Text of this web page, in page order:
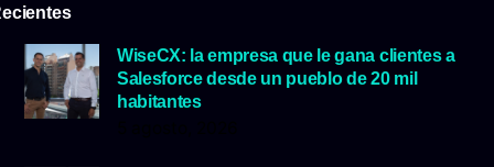
WiseCX: la empresa que le gana clientes a
Salesforce desde un pueblo de 20 mil
habitantes